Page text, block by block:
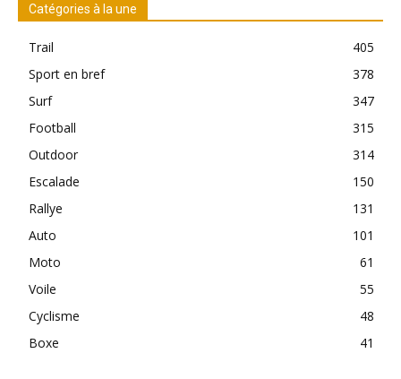
Catégories à la une
Trail
405
Sport en bref
378
Surf
347
Football
315
Outdoor
314
Escalade
150
Rallye
131
Auto
101
Moto
61
Voile
55
Cyclisme
48
Boxe
41